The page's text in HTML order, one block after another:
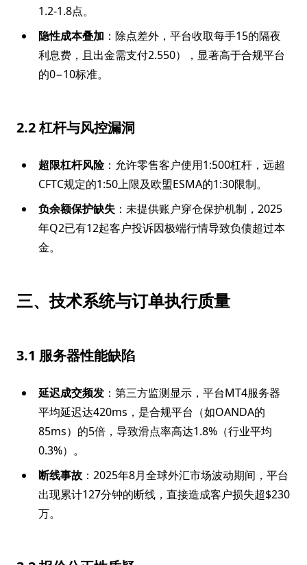
1.2-1.8点。
隐性成本叠加 ：除点差外，平台收取每手15的隔夜
利息费，且出金需支付2.550），显著高于合规平台
的0−10标准。
2.2 杠杆与风控漏洞
超限杠杆风险：允许零售客户使用1:500杠杆，远超
CFTC规定的1:50上限及欧盟ESMA的1:30限制。
负余额保护缺失 ：未提供账户穿仓保护机制，2025
年Q2已有12起客户投诉因极端行情导致负债超过本
金。
三、技术系统与订单执行质量
3.1 服务器性能缺陷
延迟成交频发 ：第三方监测显示，平台MT4服务器
平均延迟达420ms，是合规平台（如OANDA的
85ms）的5倍，导致滑点率高达1.8%（行业平均
0.3%）。
断线事故 ：2025年8月全球外汇市场波动期间，平台
出现累计127分钟的断线，直接造成客户损失超$230
万。